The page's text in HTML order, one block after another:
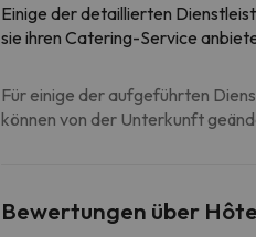
Einige der detaillierten
sie ihren Catering-Service
Für einige der aufgeführten
können von der Unterkunft
Bewertungen über